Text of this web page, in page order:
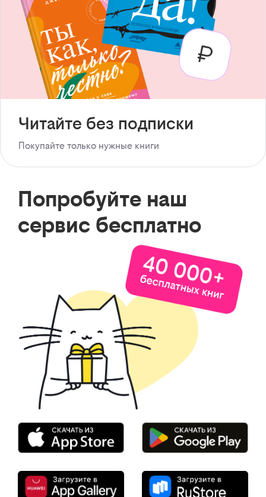
Читайте без подписки
Покупайте только нужные книги
Попробуйте наш
сервис бесплатно